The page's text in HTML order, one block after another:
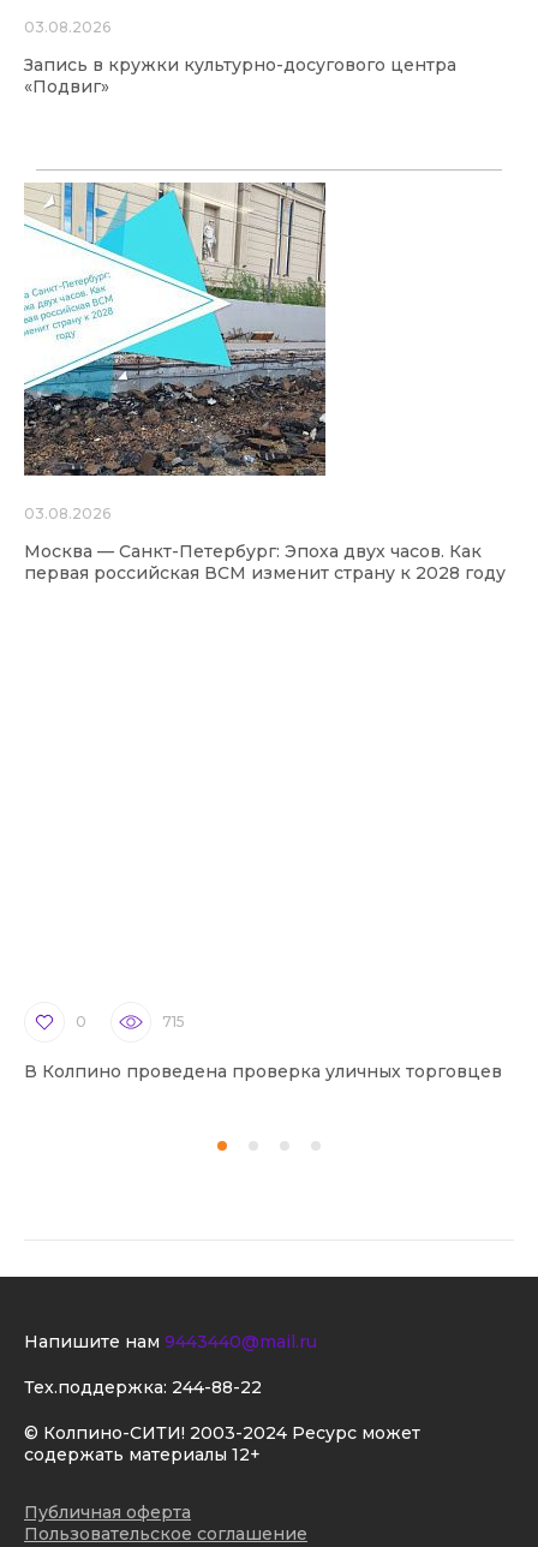
03.08.2026
Запись в кружки культурно-досугового центра
«Подвиг»
03.08.2026
Москва — Санкт-Петербург: Эпоха двух часов. Как
первая российская ВСМ изменит страну к 2028 году
0 715
В Колпино проведена проверка уличных торговцев
© Колпино-СИТИ! 2003-2024 Ресурс может
содержать материалы 12+
Публичная оферта
Пользовательское соглашение
Напишите нам 9443440@mail.ru
Тех.поддержка: 244-88-22